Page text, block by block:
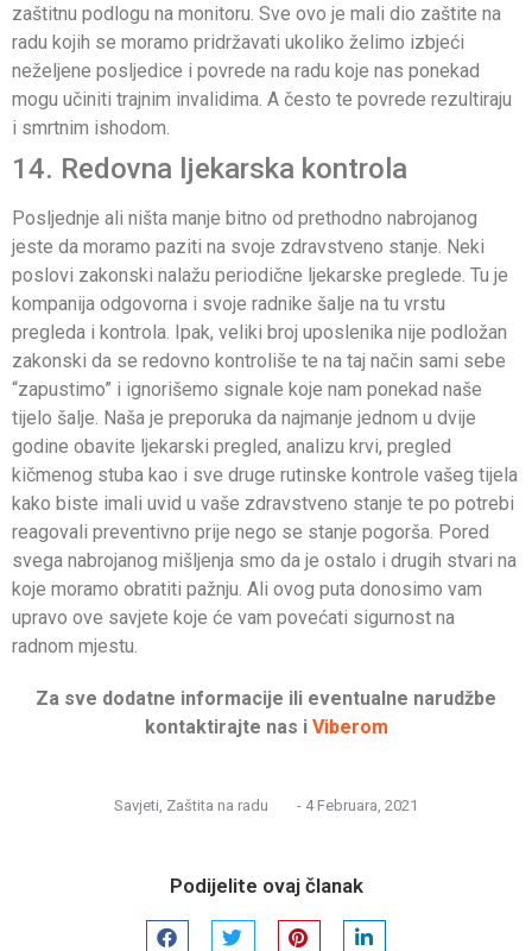
zaštitnu podlogu na monitoru. Sve ovo je mali dio zaštite na
radu kojih se moramo pridržavati ukoliko želimo izbjeći
neželjene posljedice i povrede na radu koje nas ponekad
mogu učiniti trajnim invalidima. A često te povrede rezultiraju
i smrtnim ishodom.
14. Redovna ljekarska kontrola
Posljednje ali ništa manje bitno od prethodno nabrojanog
jeste da moramo paziti na svoje zdravstveno stanje. Neki
poslovi zakonski nalažu periodične ljekarske preglede. Tu je
kompanija odgovorna i svoje radnike šalje na tu vrstu
pregleda i kontrola. Ipak, veliki broj uposlenika nije podložan
zakonski da se redovno kontroliše te na taj način sami sebe
“zapustimo” i ignorišemo signale koje nam ponekad naše
tijelo šalje. Naša je preporuka da najmanje jednom u dvije
godine obavite ljekarski pregled, analizu krvi, pregled
kičmenog stuba kao i sve druge rutinske kontrole vašeg tijela
kako biste imali uvid u vaše zdravstveno stanje te po potrebi
reagovali preventivno prije nego se stanje pogorša. Pored
svega nabrojanog mišljenja smo da je ostalo i drugih stvari na
koje moramo obratiti pažnju. Ali ovog puta donosimo vam
upravo ove savjete koje će vam povećati sigurnost na
radnom mjestu.
Za sve dodatne informacije ili eventualne narudžbe
kontaktirajte nas i Viberom
Savjeti Zaštita na radu - 4 Februara, 2021
Podijelite ovaj članak